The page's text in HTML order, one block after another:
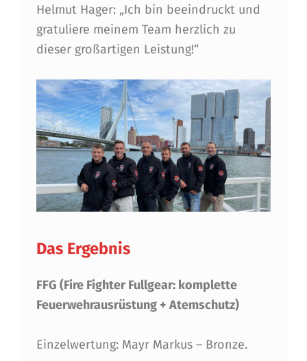
R
B
E
I
D
E
N
W
P
G
Helmut Hager: „Ich bin beeindruckt und
gratuliere meinem Team herzlich zu
dieser großartigen Leistung!“
Das Ergebnis
FFG (Fire Fighter Fullgear: komplette
Feuerwehrausrüstung + Atemschutz)
Einzelwertung: Mayr Markus – Bronze.